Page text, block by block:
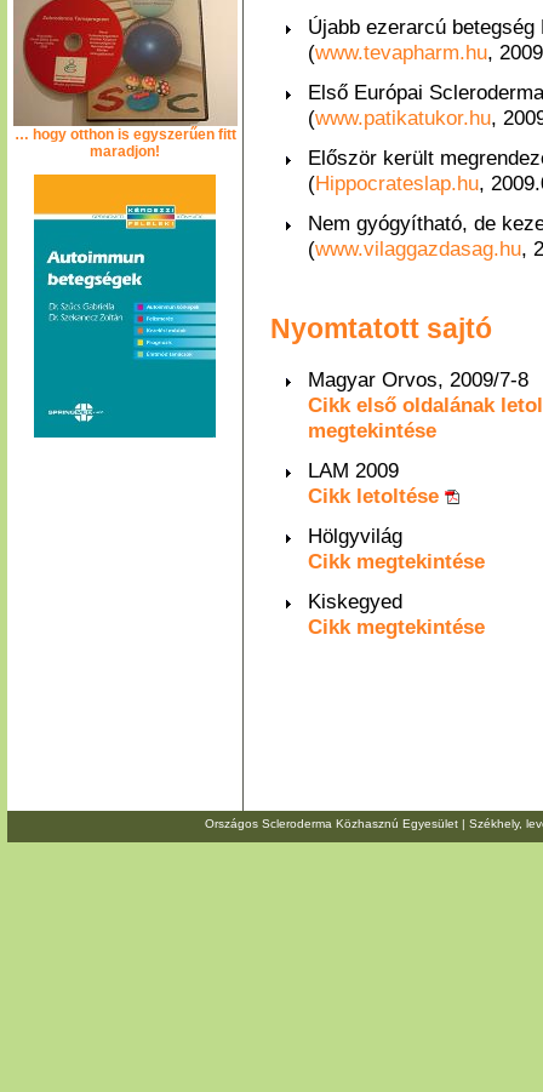
… hogy otthon is egyszerűen fitt
maradjon!
Újabb ezerarcú betegség
(www.tevapharm.hu,
Első Európai
(www.patikatukor.hu,
Először került
(Hippocrateslap.hu,
Nem gyógyítható, de
(www.vilaggazdasag.hu,
Nyomtatott sajtó
Magyar Orvos, 2009/7-8
Cikk első oldalának
megtekintése
LAM 2009
Cikk letoltése
Hölgyvilág
Cikk megtekintése
Kiskegyed
Cikk megtekintése
Országos Scleroderma Közhasznú Egyesület | Székhely,